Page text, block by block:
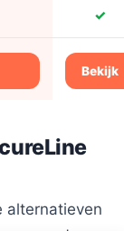
✓
Bekijk
alternatieven